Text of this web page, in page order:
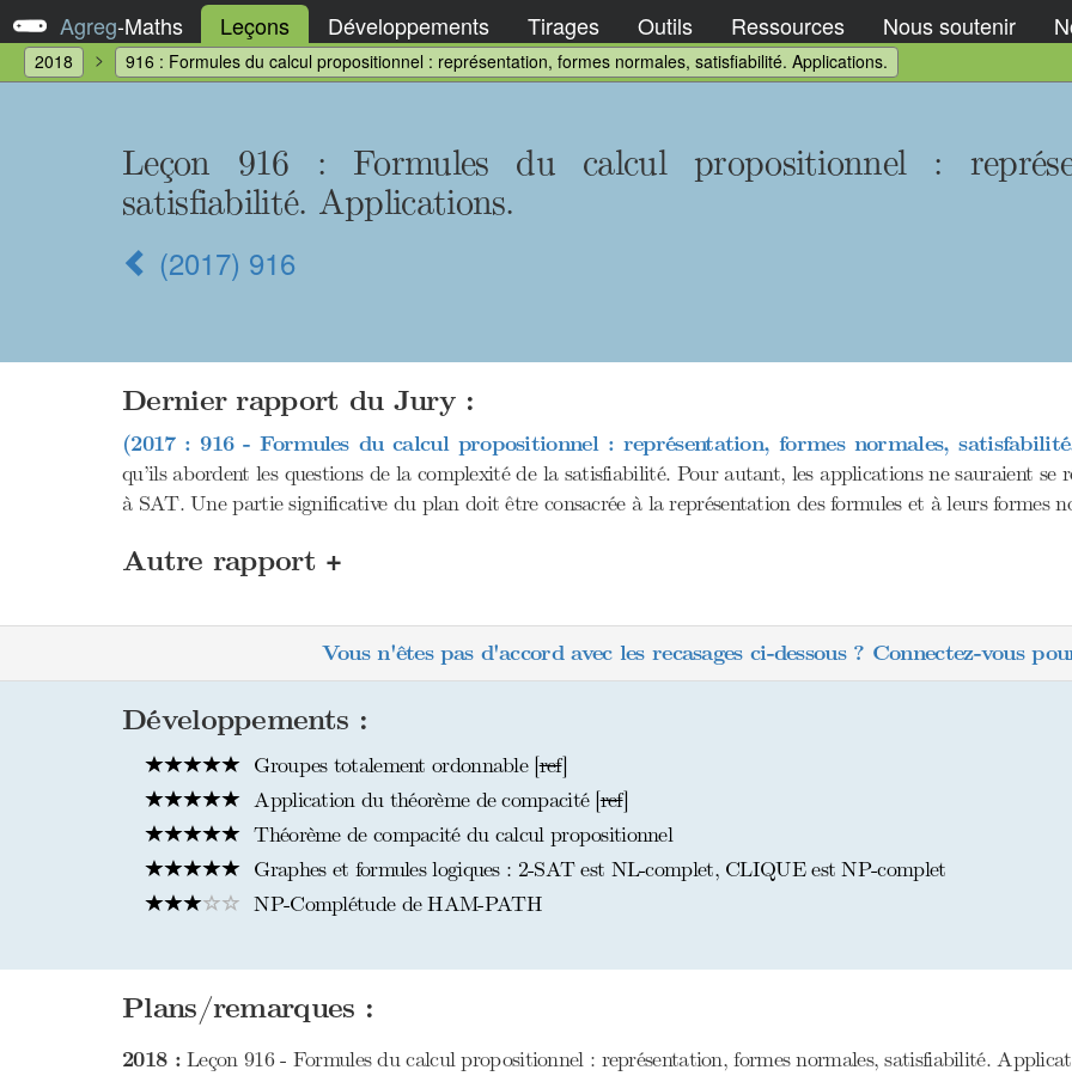
Agreg-Maths Leçons Développements Tirages Outils Ressources Nous soutenir
2018 916 : Formules du calcul propositionnel : représentation, formes normales, satisfiabilité. Applications.
Leçon 916 : Formules du calcul propositionnel :
satisfiabilité. Applications.
(2017) 916
Dernier rapport du Jury :
(2017 : 916 - Formules du calcul propositionnel : représentation, formes normales,
qu’ils abordent les questions de la complexité de la satisfiabilité. Pour autant, les applications ne sauraient
à SAT. Une partie significative du plan doit être consacrée à la représentation des formules et à leurs formes
Autre rapport +
Vous n'êtes pas d'accord avec les recasages ci-dessous ? Connectez-vous
Développements :
Groupes totalement ordonnable [ref]
Application du théorème de compacité [ref]
Théorème de compacité du calcul propositionnel
Graphes et formules logiques : 2-SAT est NL-complet, CLIQUE est NP-complet
NP-Complétude de HAM-PATH
Plans/remarques :
2018 :Leçon 916 - Formules du calcul propositionnel : représentation, formes normales, satisfiabilité.